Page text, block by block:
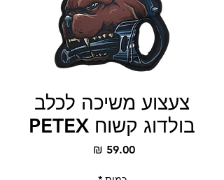
צעצוע משיכה לכלב
בולדוג קשוח PETEX
‏59.00 ‏₪